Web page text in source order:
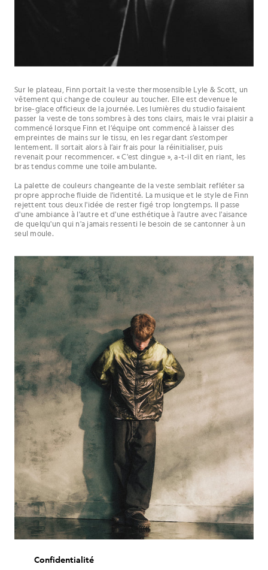
Sur le plateau, Finn portait la veste thermosensible Lyle & Scott, un
vêtement qui change de couleur au toucher. Elle est devenue le
brise-glace officieux de la journée. Les lumières du studio faisaient
passer la veste de tons sombres à des tons clairs, mais le vrai plaisir a
commencé lorsque Finn et l’équipe ont commencé à laisser des
empreintes de mains sur le tissu, en les regardant s’estomper
lentement. Il sortait alors à l’air frais pour la réinitialiser, puis
revenait pour recommencer. « C'est dingue », a-t-il dit en riant, les
bras tendus comme une toile ambulante.
La palette de couleurs changeante de la veste semblait refléter sa
propre approche fluide de l'identité. La musique et le style de Finn
rejettent tous deux l'idée de rester figé trop longtemps. Il passe
d'une ambiance à l'autre et d'une esthétique à l'autre avec l'aisance
de quelqu'un qui n'a jamais ressenti le besoin de se cantonner à un
seul moule.
Confidentialité